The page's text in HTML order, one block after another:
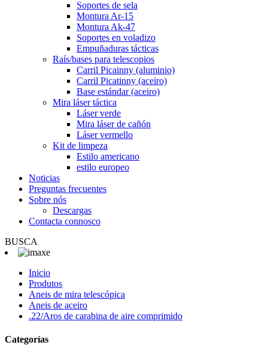
Soportes de sela
Montura Ar-15
Montura Ak-47
Soportes en voladizo
Empuñaduras tácticas
Raís/bases para telescopios
Carril Picainny (aluminio)
Carril Picatinny (aceiro)
Base estándar (aceiro)
Mira láser táctica
Láser verde
Mira láser de cañón
Láser vermello
Kit de limpeza
Estilo americano
estilo europeo
Noticias
Preguntas frecuentes
Sobre nós
Descargas
Contacta connosco
BUSCA
Inicio
Produtos
Aneis de mira telescópica
Aneis de aceiro
.22/Aros de carabina de aire comprimido
Categorías